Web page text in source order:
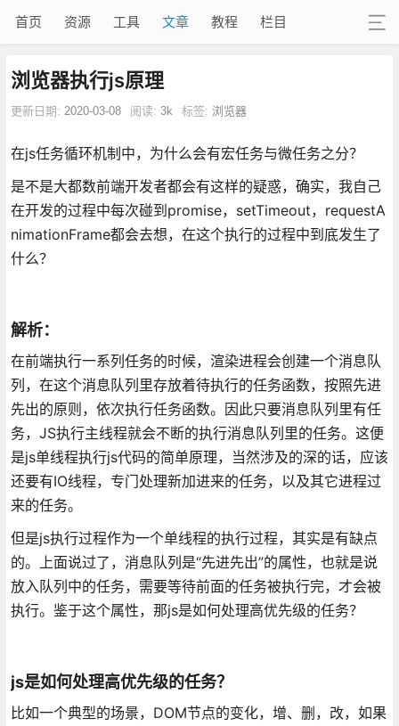
首页 资源 工具 文章 教程 栏目
浏览器执行js原理
更新日期: 2020-03-08 阅读: 3k 标签: 浏览器
在js任务循环机制中，为什么会有宏任务与微任务之分？
是不是大都数前端开发者都会有这样的疑惑，确实，我自己
在开发的过程中每次碰到promise，setTimeout，requestA
nimationFrame都会去想，在这个执行的过程中到底发生了
什么？
解析：
在前端执行一系列任务的时候，渲染进程会创建一个消息队
列，在这个消息队列里存放着待执行的任务函数，按照先进
先出的原则，依次执行任务函数。因此只要消息队列里有任
务，JS执行主线程就会不断的执行消息队列里的任务。这便
是js单线程执行js代码的简单原理，当然涉及的深的话，应该
还要有IO线程，专门处理新加进来的任务，以及其它进程过
来的任务。
但是js执行过程作为一个单线程的执行过程，其实是有缺点
的。上面说过了，消息队列是“先进先出”的属性，也就是说
放入队列中的任务，需要等待前面的任务被执行完，才会被
执行。鉴于这个属性，那js是如何处理高优先级的任务？
js是如何处理高优先级的任务？
比如一个典型的场景，DOM节点的变化，增、删，改，如果